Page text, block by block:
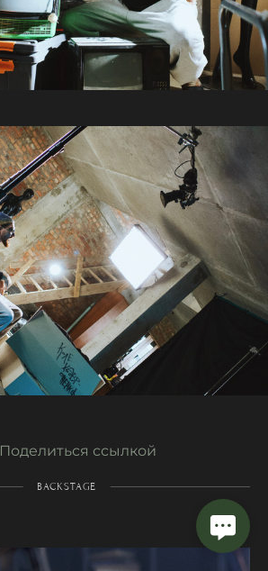
Поделиться ссылкой
BACKSTAGE